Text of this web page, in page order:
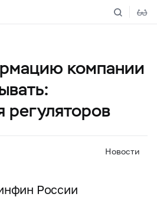
компании
регуляторов
Новости
России